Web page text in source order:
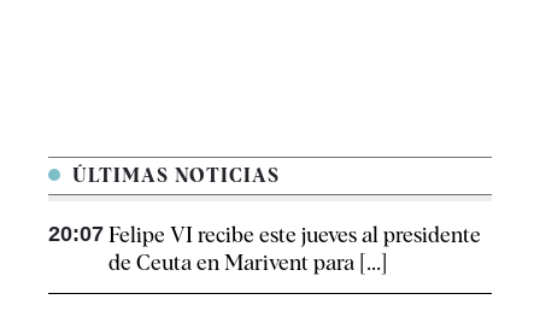
ÚLTIMAS NOTICIAS
20:07 Felipe VI recibe este jueves al presidente
de Ceuta en Marivent para [...]